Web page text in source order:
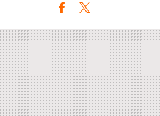
Facebook